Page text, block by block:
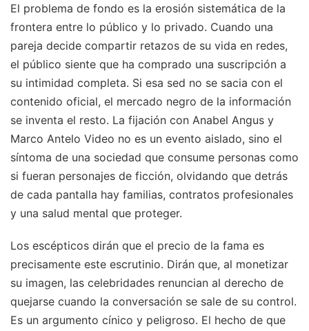
El problema de fondo es la erosión sistemática de la
frontera entre lo público y lo privado. Cuando una
pareja decide compartir retazos de su vida en redes,
el público siente que ha comprado una suscripción a
su intimidad completa. Si esa sed no se sacia con el
contenido oficial, el mercado negro de la información
se inventa el resto. La fijación con Anabel Angus y
Marco Antelo Video no es un evento aislado, sino el
síntoma de una sociedad que consume personas como
si fueran personajes de ficción, olvidando que detrás
de cada pantalla hay familias, contratos profesionales
y una salud mental que proteger.
Los escépticos dirán que el precio de la fama es
precisamente este escrutinio. Dirán que, al monetizar
su imagen, las celebridades renuncian al derecho de
quejarse cuando la conversación se sale de su control.
Es un argumento cínico y peligroso. El hecho de que